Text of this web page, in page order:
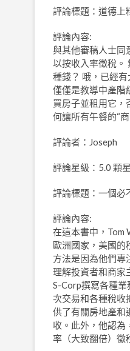
評論標題：道德上
評論內容:
與其他審稿人士同
以按收入率徵稅。
種錢？ 哦，已經
僅僅是教導中產階
買房子並租用它
何讓所有午餐的“
評論者：Joseph
評論星級：5.0 顆星
評論標題：一個必
評論內容:
在這本書中，Tom
歐洲國家，美國的
方法是因為他們專
理解投資者和商家
S-Corp撰寫各種
次交易和各種稅收
供了有關房地產和
收。此外，他認為
率（大致翻倍）徵